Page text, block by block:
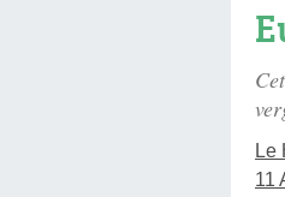
Le
11